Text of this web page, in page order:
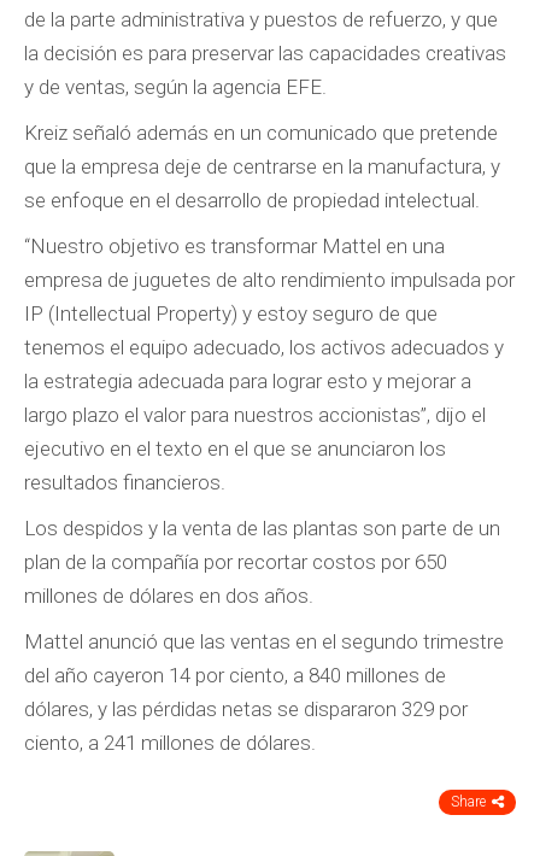
de la parte administrativa y puestos de refuerzo, y que
la decisión es para preservar las capacidades creativas
y de ventas, según la agencia EFE.
Kreiz señaló además en un comunicado que pretende
que la empresa deje de centrarse en la manufactura, y
se enfoque en el desarrollo de propiedad intelectual.
“Nuestro objetivo es transformar Mattel en una
empresa de juguetes de alto rendimiento impulsada por
IP (Intellectual Property) y estoy seguro de que
tenemos el equipo adecuado, los activos adecuados y
la estrategia adecuada para lograr esto y mejorar a
largo plazo el valor para nuestros accionistas”, dijo el
ejecutivo en el texto en el que se anunciaron los
resultados financieros.
Los despidos y la venta de las plantas son parte de un
plan de la compañía por recortar costos por 650
millones de dólares en dos años.
Mattel anunció que las ventas en el segundo trimestre
del año cayeron 14 por ciento, a 840 millones de
dólares, y las pérdidas netas se dispararon 329 por
ciento, a 241 millones de dólares.
Share